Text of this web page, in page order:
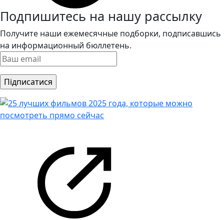
Подпишитесь на нашу рассылку
Получите наши ежемесячные подборки, подписавшись
на информационный бюллетень.